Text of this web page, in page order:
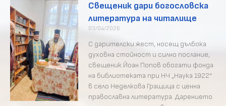
Свещеник дари богословска
литература на читалище
03/04/2026
С дарителски жест, носещ дълбока
духовна стойност и силно послание,
свещеник Йоан Попов обогати фонда
на библиотеката при НЧ „Наука 1922“
в село Неделкова Гращица с ценна
православна литература. Дарението